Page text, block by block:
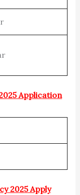
Application
2025 Apply